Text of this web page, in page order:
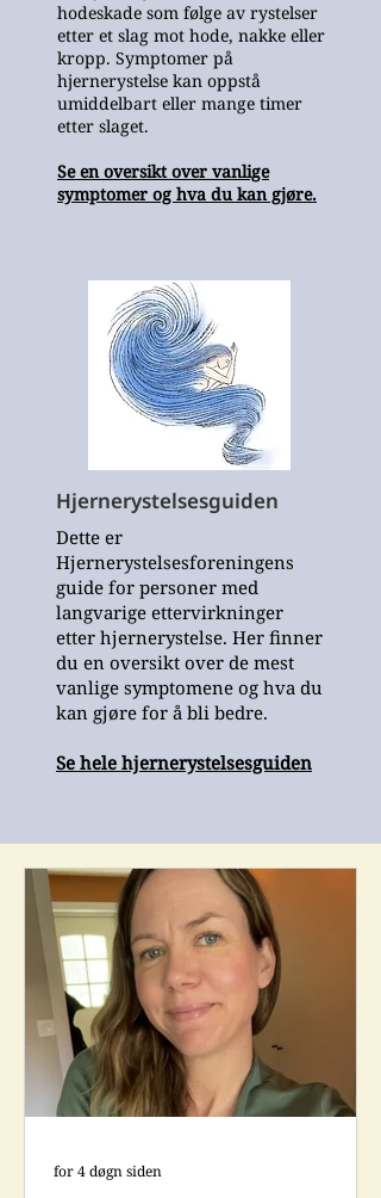
hodeskade som følge av rystelser
etter et slag mot hode, nakke eller
kropp. Symptomer på
hjernerystelse kan oppstå
umiddelbart eller mange timer
etter slaget.
Se en oversikt over vanlige
symptomer og hva du kan gjøre.
Hjernerystelsesguiden
Dette er
Hjernerystelsesforeningens
guide for personer med
langvarige ettervirkninger
etter hjernerystelse. Her finner
du en oversikt over de mest
vanlige symptomene og hva du
kan gjøre for å bli bedre.
Se hele hjernerystelsesguiden
for 4 døgn siden